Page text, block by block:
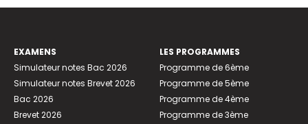
EXAMENS
Simulateur notes Bac 2026
Simulateur notes Brevet 2026
Bac 2026
Brevet 2026
LES PROGRAMMES
Programme de 6ème
Programme de 5ème
Programme de 4ème
Programme de 3ème